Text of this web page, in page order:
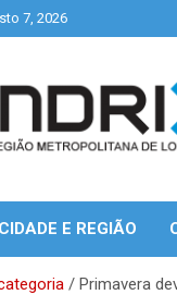
7, 2026
CIDADE E REGIÃO
Primavera